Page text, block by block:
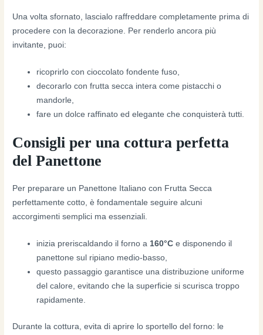
Una volta sfornato, lascialo raffreddare completamente prima di
procedere con la decorazione. Per renderlo ancora più
invitante, puoi:
ricoprirlo con cioccolato fondente fuso,
decorarlo con frutta secca intera come pistacchi o
mandorle,
fare un dolce raffinato ed elegante che conquisterà tutti.
Consigli per una cottura perfetta
del Panettone
Per preparare un Panettone Italiano con Frutta Secca
perfettamente cotto, è fondamentale seguire alcuni
accorgimenti semplici ma essenziali.
inizia preriscaldando il forno a 160°C e disponendo il
panettone sul ripiano medio-basso,
questo passaggio garantisce una distribuzione uniforme
del calore, evitando che la superficie si scurisca troppo
rapidamente.
Durante la cottura, evita di aprire lo sportello del forno: le